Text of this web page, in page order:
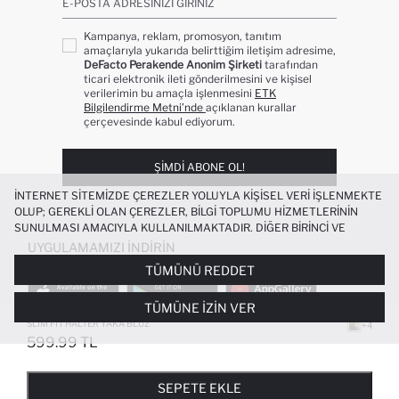
SLIM FIT HALTER YAKA BLUZ
599.99 TL
+4
SEPETE EKLE
E-POSTA ADRESINIZI GIRINIZ
Kampanya, reklam, promosyon, tanıtım
amaçlarıyla yukarıda belirttiğim iletişim adresime,
DeFacto Perakende Anonim Şirketi tarafından
ticari elektronik ileti gönderilmesini ve kişisel
verilerimin bu amaçla işlenmesini ETK
Bilgilendirme Metni’nde açıklanan kurallar
çerçevesinde kabul ediyorum.
ŞIMDI ABONE OL!
UYGULAMAMIZI İNDIRIN
POPÜLER KATEGORILER
KADIN BEYAZ TIŞÖRT
İNTERNET SITEMIZDE ÇEREZLER YOLUYLA KIŞISEL VERI IŞLENMEKTE
OLUP; GEREKLI OLAN ÇEREZLER, BILGI TOPLUMU HIZMETLERININ
SUNULMASI AMACIYLA KULLANILMAKTADIR. DIĞER BIRINCI VE
ÜÇÜNCÜ TARAF ÇEREZLER ISE SIZE DAHA IYI BIR ALIŞVERIŞ
DENEYIMI SUNULABILMESI, SITEMIZIN DAHA IŞLEVSEL KILINMASI VE
KIŞISELLEŞTIRMESI VE AÇIK RIZA VERMENIZ HALINDE, SIZLERE
YÖNELIK PAZARLAMA FAALIYETLERININ YAPILMASI AMAÇLARIYLA
SINIRLI OLARAK KULLANILACAKTIR. ÇEREZLERE DAIR TERCIHLERINIZI
ÇEREZ TERCIHLERIPANELI ARACILIĞIYLA HER ZAMAN YÖNETEBILIR,
ÇEREZLERLE ILGILI DAHA DETAYLI BILGIYE
TÜMÜNÜ REDDET
TÜMÜNE İZIN VER